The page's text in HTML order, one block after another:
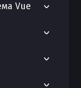
Vue
форм во
в